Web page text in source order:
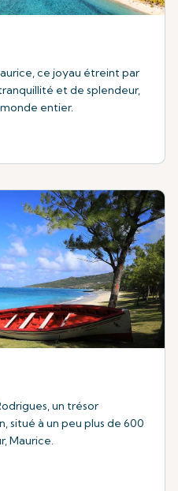
ce joyau étreint par
et de splendeur,
entier.
un trésor
situé à un peu plus de 600
Maurice.